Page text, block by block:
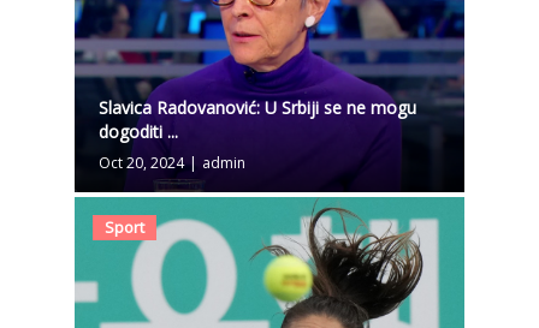
Slavica Radovanović: U Srbiji se ne mogu
dogoditi ...
Oct 20, 2024 | admin
Sport